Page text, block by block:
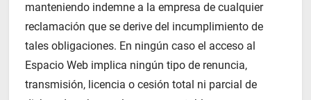
manteniendo indemne a la empresa de cualquier
reclamación que se derive del incumplimiento de
tales obligaciones. En ningún caso el acceso al
Espacio Web implica ningún tipo de renuncia,
transmisión, licencia o cesión total ni parcial de